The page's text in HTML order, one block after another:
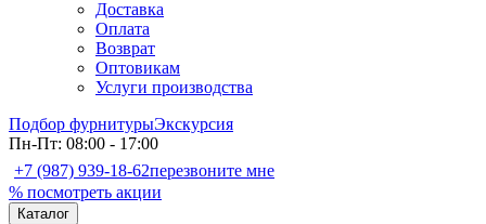
Доставка
Оплата
Возврат
Оптовикам
Услуги производства
Подбор фурнитурыЭкскурсия
Пн-Пт: 08:00 - 17:00
+7 (987) 939-18-62перезвоните мне
% посмотреть акции
Каталог